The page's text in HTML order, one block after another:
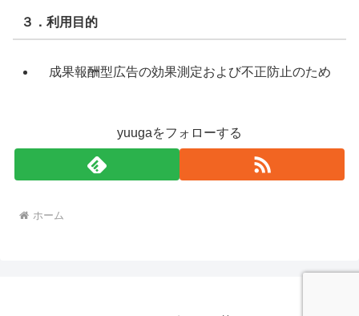
３．利用目的
成果報酬型広告の効果測定および不正防止のため
yuugaをフォローする
ホーム